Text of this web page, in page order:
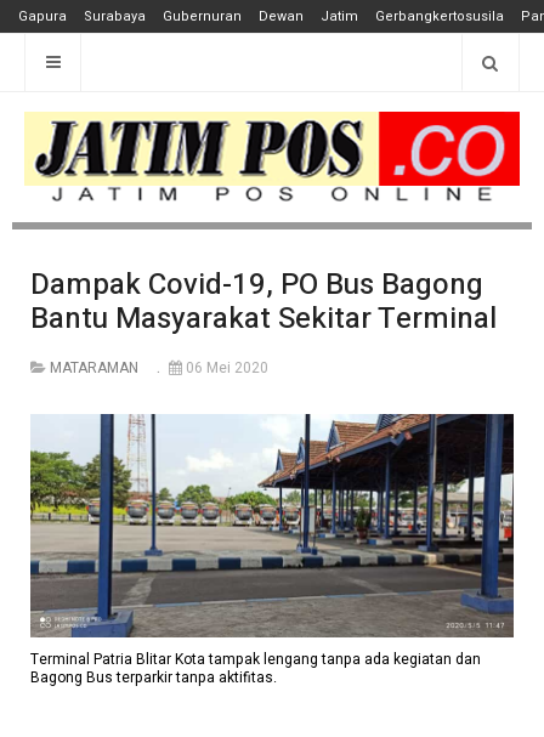
Gapura Surabaya Gubernuran Dewan Jatim Gerbangkertosusila
Dampak Covid-19, PO Bus Bagong
Bantu Masyarakat Sekitar Terminal
MATARAMAN 06 Mei 2020
Terminal Patria Blitar Kota tampak lengang tanpa ada kegiatan dan
Bagong Bus terparkir tanpa aktifitas.